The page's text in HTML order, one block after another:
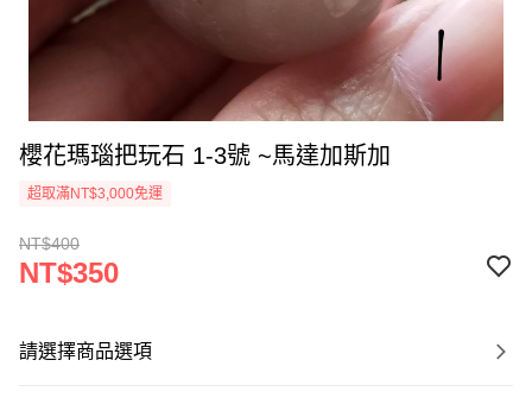
櫻花瑪瑙把玩石 1-3號 ~馬達加斯加
超取滿NT$3,000免運
NT$400
NT$350
請選擇商品選項